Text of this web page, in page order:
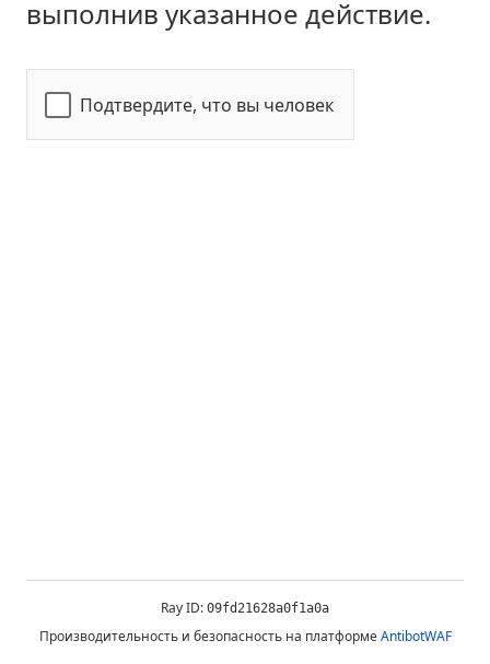
выполнив указанное действие.
Подтвердите, что вы человек
Ray ID: 09fd21628a0f1a0a
Производительность и безопасность на платформеAntibotWAF